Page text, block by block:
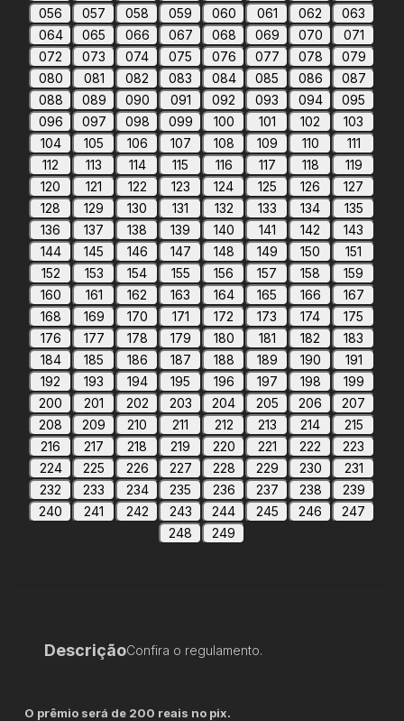
056
057 058 059 060 061 062
063
064
065 066 067 068 069 070
071
072
073 074 075 076 077 078
079
080
081 082 083 084 085 086
087
088
089 090 091 092 093 094
095
096
097 098 099 100 101 102
103
104
105 106 107 108 109 110
111
112
113 114 115 116 117 118
119
120
121 122 123 124 125 126
127
128
129 130 131 132 133 134
135
136
137 138 139 140 141 142
143
144
145 146 147 148 149 150
151
152
153 154 155 156 157 158
159
160
161 162 163 164 165 166
167
168
169 170 171 172 173 174
175
176
177 178 179 180 181 182
183
184
185 186 187 188 189 190
191
192
193 194 195 196 197 198
199
200
201 202 203 204 205 206
207
208
209 210 211 212 213 214
215
216
217 218 219 220 221 222
223
224
225 226 227 228 229 230
231
232
233 234 235 236 237 238
239
240
241 242 243 244 245 246
247
248
249
DescriçãoConfira o regulamento.
O prêmio será de 200 reais no pix.